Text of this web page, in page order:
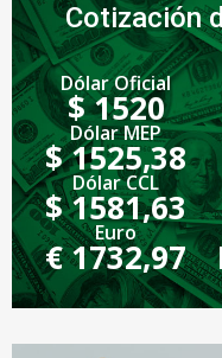
Cotización
Dólar Oficial
$ 1520
Dólar MEP
$ 1525,38
Dólar CCL
$ 1581,63
Euro
€ 1732,97